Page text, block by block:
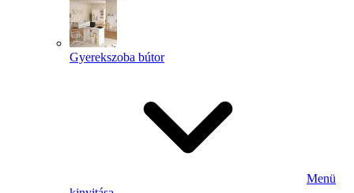
Gyerekszoba bútor
Menü